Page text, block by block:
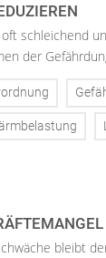
schleichend
der
bleibt